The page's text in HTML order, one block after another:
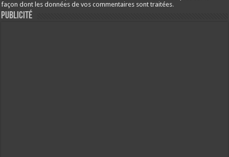
façon dont les données de vos commentaires sont traitées.
Publicité